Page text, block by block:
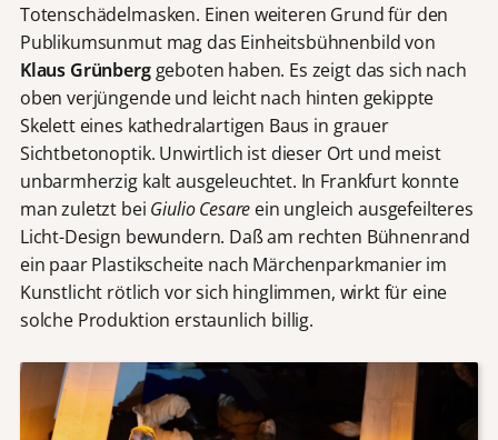
Totenschädelmasken. Einen weiteren Grund für den
Publikumsunmut mag das Einheitsbühnenbild von
Klaus Grünberggeboten haben. Es zeigt das sich nach
oben verjüngende und leicht nach hinten gekippte
Skelett eines kathedralartigen Baus in grauer
Sichtbetonoptik. Unwirtlich ist dieser Ort und meist
unbarmherzig kalt ausgeleuchtet. In Frankfurt konnte
man zuletzt bei Giulio Cesare ein ungleich ausgefeilteres
Licht-Design bewundern. Daß am rechten Bühnenrand
ein paar Plastikscheite nach Märchenparkmanier im
Kunstlicht rötlich vor sich hinglimmen, wirkt für eine
solche Produktion erstaunlich billig.